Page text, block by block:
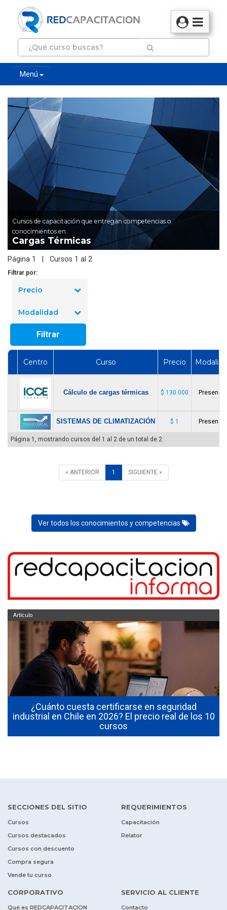
Menú
Cursos de capacitación que entregan competencias o
conocimientos en
Cargas Térmicas
Página 1 | Cursos 1 al 2
Filtrar por:
Precio
Modalidad
Filtrar
Centro Curso Precio
Cálculo de cargas térmicas $ 130.000
SISTEMAS DE CLIMATIZACIÓN $ 1
Página 1, mostrando cursos del 1 al 2 de un total de 2. .
« ANTERIOR 1 SIGUIENTE »
Ver todos los conocimientos y competencias
¿Cuánto cuesta certificarse en seguridad
industrial en Chile en 2026? El precio real de los 10
cursos
Artículo
SECCIONES DEL SITIO
Cursos
Cursos destacados
Cursos con descuento
Compra segura
Vende tu curso
REQUERIMIENTOS
Capacitación
Relator
CORPORATIVO
Qué es REDCAPACITACION
SERVICIO AL CLIENTE
Contacto